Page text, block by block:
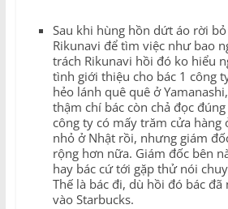
Sau khi hùng hồn dứt áo rời
Rikunavi để tìm việc như bao
trách Rikunavi hồi đó ko hiểu
tình giới thiệu cho bác 1 công
hẻo lánh quê quê ở
thậm chí bác còn chả đọc
công ty có mấy trăm cửa hàng
nhỏ ở Nhật rồi, nhưng giám
rộng hơn nữa. Giám đốc bên
hay bác cứ tới gặp thử nói
Thế là bác đi, dù hồi đó bác
vào Starbucks.